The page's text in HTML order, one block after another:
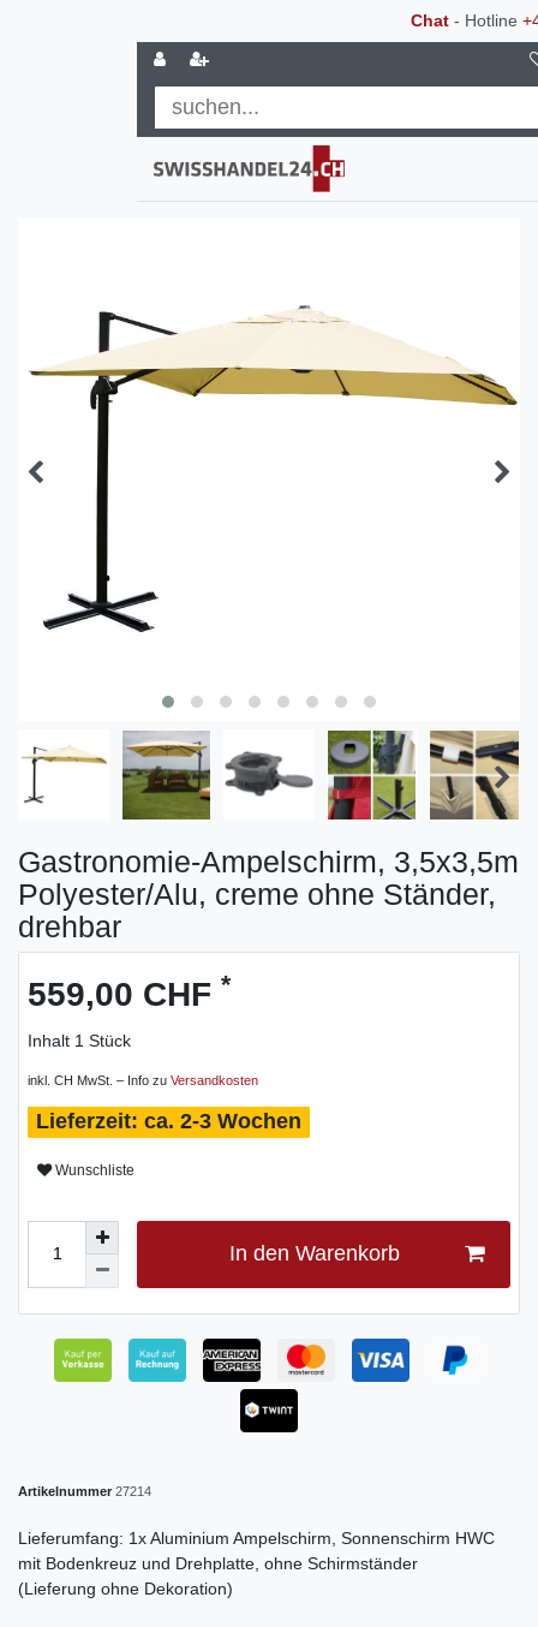
Chat- Hotline
Gastronomie-Ampelschirm, 3,5x3,5m
Polyester/Alu, creme ohne Ständer,
drehbar
559,00 CHF *
Inhalt 1 Stück
inkl. CH MwSt. – Info zu Versandkosten
ca. 2-3 Wochen
Wunschliste
In den Warenkorb
Artikelnummer 27214
Lieferumfang: 1x Aluminium Ampelschirm, Sonnenschirm HWC
mit Bodenkreuz und Drehplatte, ohne Schirmständer
(Lieferung ohne Dekoration)